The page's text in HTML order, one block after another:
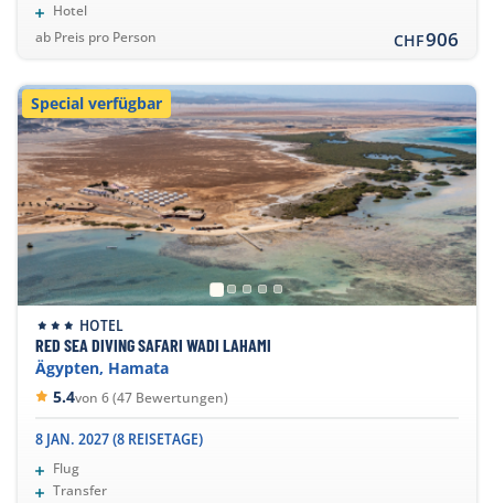
Hotel
ab Preis pro Person
CHF906
Special verfügbar
HOTEL
RED SEA DIVING SAFARI WADI LAHAMI
Ägypten, Hamata
5.4von 6 (47 Bewertungen)
8 JAN. 2027 (8 REISETAGE)
Flug
Transfer